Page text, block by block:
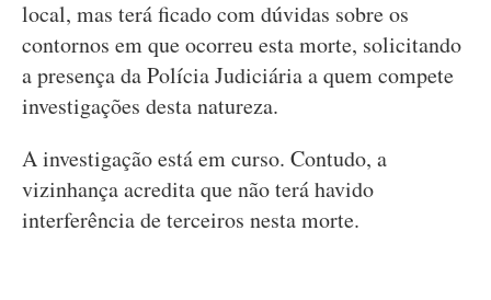
local, mas terá ficado com dúvidas sobre os
contornos em que ocorreu esta morte, solicitando
a presença da Polícia Judiciária a quem compete
investigações desta natureza.
A investigação está em curso. Contudo, a
vizinhança acredita que não terá havido
interferência de terceiros nesta morte.